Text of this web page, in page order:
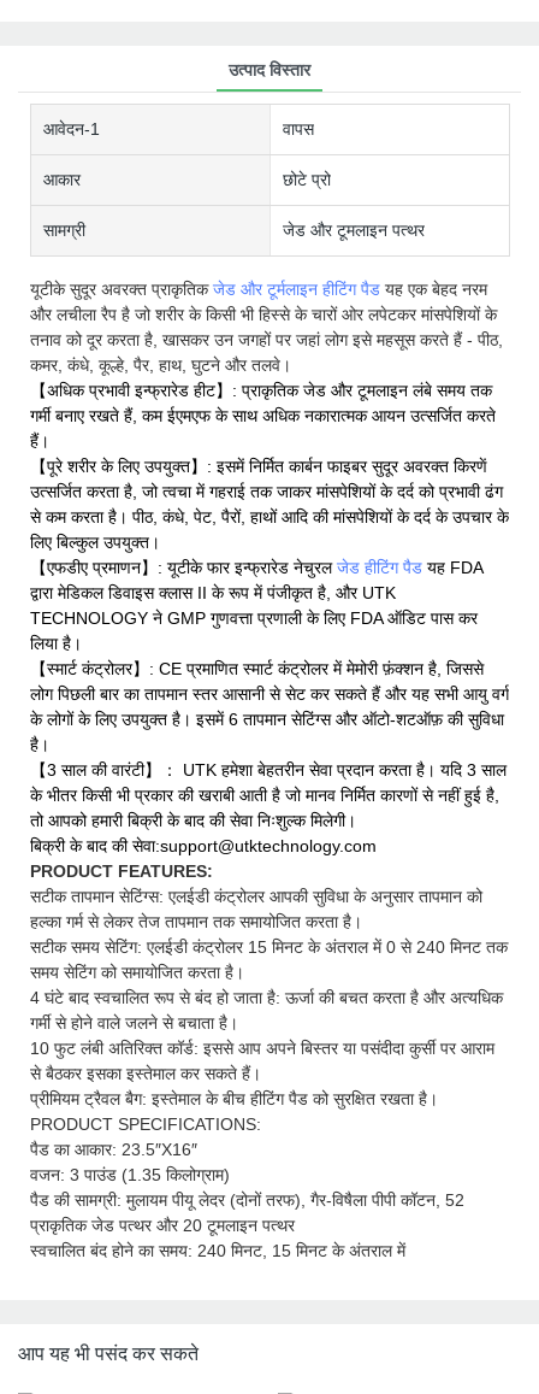
उत्पाद विस्तार
आवेदन-1 वापस
आकार छोटे प्रो
सामग्री जेड और टूमलाइन पत्थर
यूटीके सुदूर अवरक्त प्राकृतिकजेड औरटूर्मलाइन हीटिंग पैड यह एक बेहद नरम
और लचीला रैप है जो शरीर के किसी भी हिस्से के चारों ओर लपेटकर मांसपेशियों के
तनाव को दूर करता है, खासकर उन जगहों पर जहां लोग इसे महसूस करते हैं - पीठ,
कमर, कंधे, कूल्हे, पैर, हाथ, घुटने और तलवे।
【अधिक प्रभावी इन्फ्रारेड हीट】: प्राकृतिक जेड और टूमलाइन लंबे समय तक
गर्मी बनाए रखते हैं, कम ईएमएफ के साथ अधिक नकारात्मक आयन उत्सर्जित करते
हैं।
【पूरे शरीर के लिए उपयुक्त】: इसमें निर्मित कार्बन फाइबर सुदूर अवरक्त किरणें
उत्सर्जित करता है, जो त्वचा में गहराई तक जाकर मांसपेशियों के दर्द को प्रभावी ढंग
से कम करता है। पीठ, कंधे, पेट, पैरों, हाथों आदि की मांसपेशियों के दर्द के उपचार के
लिए बिल्कुल उपयुक्त।
【एफडीए प्रमाणन】: यूटीके फार इन्फ्रारेड नेचुरलजेड हीटिंग पैड यह FDA
द्वारा मेडिकल डिवाइस क्लास II के रूप में पंजीकृत है, और UTK
TECHNOLOGY ने GMP गुणवत्ता प्रणाली के लिए FDA ऑडिट पास कर
लिया है।
【स्मार्ट कंट्रोलर】: CE प्रमाणित स्मार्ट कंट्रोलर में मेमोरी फ़ंक्शन है, जिससे
लोग पिछली बार का तापमान स्तर आसानी से सेट कर सकते हैं और यह सभी आयु वर्ग
के लोगों के लिए उपयुक्त है। इसमें 6 तापमान सेटिंग्स और ऑटो-शटऑफ़ की सुविधा
है।
【3 साल की वारंटी】： UTK हमेशा बेहतरीन सेवा प्रदान करता है। यदि 3 साल
के भीतर किसी भी प्रकार की खराबी आती है जो मानव निर्मित कारणों से नहीं हुई है,
तो आपको हमारी बिक्री के बाद की सेवा निःशुल्क मिलेगी।
बिक्री के बाद की सेवा:support@utktechnology.com
PRODUCT FEATURES:
सटीक तापमान सेटिंग्स: एलईडी कंट्रोलर आपकी सुविधा के अनुसार तापमान को
हल्का गर्म से लेकर तेज तापमान तक समायोजित करता है।
सटीक समय सेटिंग: एलईडी कंट्रोलर 15 मिनट के अंतराल में 0 से 240 मिनट तक
समय सेटिंग को समायोजित करता है।
4 घंटे बाद स्वचालित रूप से बंद हो जाता है: ऊर्जा की बचत करता है और अत्यधिक
गर्मी से होने वाले जलने से बचाता है।
10 फुट लंबी अतिरिक्त कॉर्ड: इससे आप अपने बिस्तर या पसंदीदा कुर्सी पर आराम
से बैठकर इसका इस्तेमाल कर सकते हैं।
प्रीमियम ट्रैवल बैग: इस्तेमाल के बीच हीटिंग पैड को सुरक्षित रखता है।
PRODUCT SPECIFICATIONS:
पैड का आकार: 23.5″X16″
वजन: 3 पाउंड (1.35 किलोग्राम)
पैड की सामग्री: मुलायम पीयू लेदर (दोनों तरफ), गैर-विषैला पीपी कॉटन, 52
प्राकृतिक जेड पत्थर और 20 टूमलाइन पत्थर
स्वचालित बंद होने का समय: 240 मिनट, 15 मिनट के अंतराल में
आप यह भी पसंद कर सकते